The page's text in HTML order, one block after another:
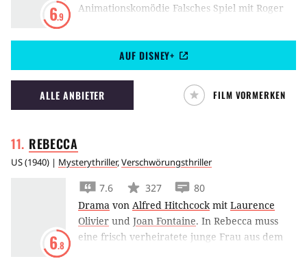
6.9
Animationskomödie Falsches Spiel mit Roger
Rabbit Bob Hoskins auf seine Frau, da er ihr
Untreue unterstellt.
AUF DISNEY+
ALLE ANBIETER FILM VORMERKEN
REBECCA
US(1940) | Mysterythriller,Verschwörungsthriller
6.8
7.6 327
80
Drama von Alfred Hitchcockmit Laurence
Olivier und Joan Fontaine. In Rebecca muss
eine frisch verheiratete junge Frau aus dem